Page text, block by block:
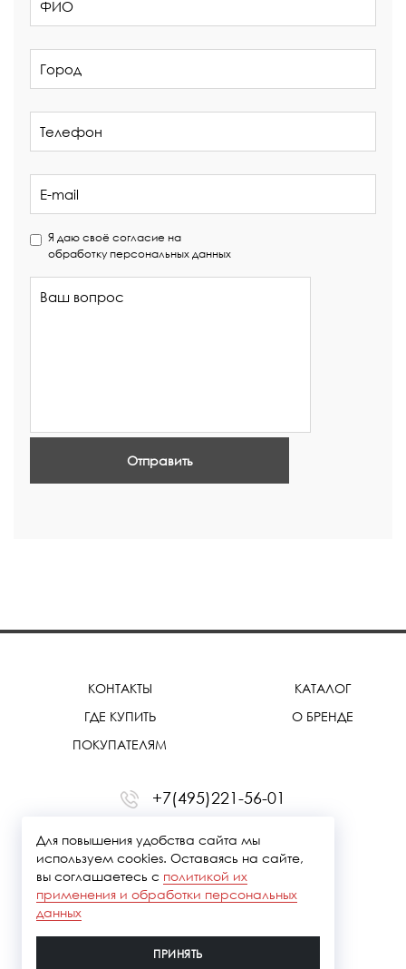
Я даю своё согласие на
обработку персональных данных
Отправить
КОНТАКТЫ
ГДЕ КУПИТЬ
ПОКУПАТЕЛЯМ
КАТАЛОГ
О БРЕНДЕ
+7(495)221-56-01
office@treemmerussia.ru
Для повышения удобства сайта мы
используем cookies. Оставаясь на сайте,
вы соглашаетесь с политикой их
применения и обработки персональных
данных
ПРИНЯТЬ